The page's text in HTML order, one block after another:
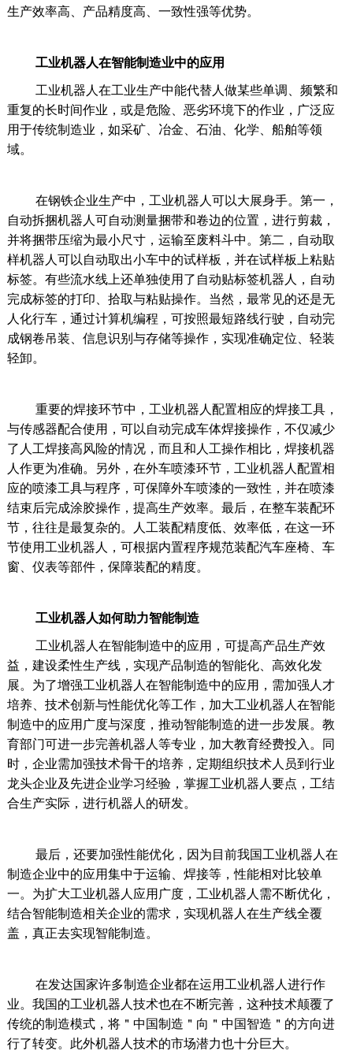
生产效率高、产品精度高、一致性强等优势。
工业机器人在智能制造业中的应用
工业机器人在工业生产中能代替人做某些单调、频繁和
重复的长时间作业，或是危险、恶劣环境下的作业，广泛应
用于传统制造业，如采矿、冶金、石油、化学、船舶等领
域。
在钢铁企业生产中，工业机器人可以大展身手。第一，
自动拆捆机器人可自动测量捆带和卷边的位置，进行剪裁，
并将捆带压缩为最小尺寸，运输至废料斗中。第二，自动取
样机器人可以自动取出小车中的试样板，并在试样板上粘贴
标签。有些流水线上还单独使用了自动贴标签机器人，自动
完成标签的打印、拾取与粘贴操作。当然，最常见的还是无
人化行车，通过计算机编程，可按照最短路线行驶，自动完
成钢卷吊装、信息识别与存储等操作，实现准确定位、轻装
轻卸。
重要的焊接环节中，工业机器人配置相应的焊接工具，
与传感器配合使用，可以自动完成车体焊接操作，不仅减少
了人工焊接高风险的情况，而且和人工操作相比，焊接机器
人作更为准确。另外，在外车喷漆环节，工业机器人配置相
应的喷漆工具与程序，可保障外车喷漆的一致性，并在喷漆
结束后完成涂胶操作，提高生产效率。最后，在整车装配环
节，往往是最复杂的。人工装配精度低、效率低，在这一环
节使用工业机器人，可根据内置程序规范装配汽车座椅、车
窗、仪表等部件，保障装配的精度。
工业机器人如何助力智能制造
工业机器人在智能制造中的应用，可提高产品生产效
益，建设柔性生产线，实现产品制造的智能化、高效化发
展。为了增强工业机器人在智能制造中的应用，需加强人才
培养、技术创新与性能优化等工作，加大工业机器人在智能
制造中的应用广度与深度，推动智能制造的进一步发展。教
育部门可进一步完善机器人等专业，加大教育经费投入。同
时，企业需加强技术骨干的培养，定期组织技术人员到行业
龙头企业及先进企业学习经验，掌握工业机器人要点，工结
合生产实际，进行机器人的研发。
最后，还要加强性能优化，因为目前我国工业机器人在
制造企业中的应用集中于运输、焊接等，性能相对比较单
一。为扩大工业机器人应用广度，工业机器人需不断优化，
结合智能制造相关企业的需求，实现机器人在生产线全覆
盖，真正去实现智能制造。
在发达国家许多制造企业都在运用工业机器人进行作
业。我国的工业机器人技术也在不断完善，这种技术颠覆了
传统的制造模式，将＂中国制造＂向＂中国智造＂的方向进
行了转变。此外机器人技术的市场潜力也十分巨大。